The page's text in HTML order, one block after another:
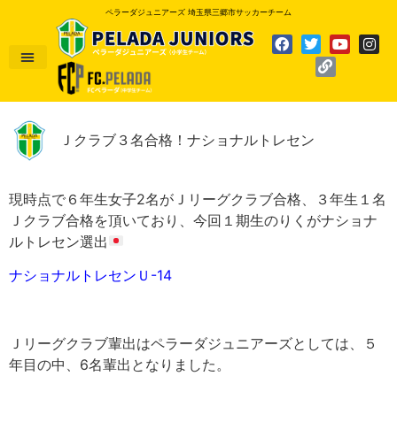
ペラーダジュニアーズ 埼玉県三郷市サッカーチーム
Ｊクラブ３名合格！ナショナルトレセン
現時点で６年生女子2名がＪリーグクラブ合格、３年生１名
Ｊクラブ合格を頂いており、今回１期生のりくがナショナ
ルトレセン選出
ナショナルトレセンＵ-14
Ｊリーグクラブ輩出はペラーダジュニアーズとしては、５
年目の中、6名輩出となりました。